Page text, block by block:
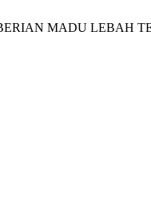
MADU LEBAH